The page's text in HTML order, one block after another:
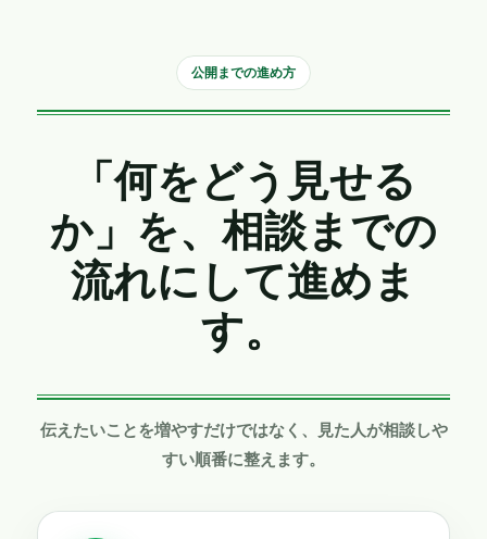
公開までの進め方
「何をどう見せる
か」を、相談までの
流れにして進めま
す。
伝えたいことを増やすだけではなく、
見た人が相談しや
すい順番に整えます。